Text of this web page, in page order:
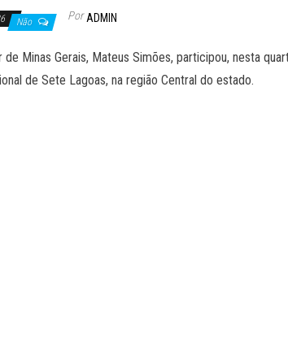
Não Por ADMIN
de Minas Gerais, Mateus Simões, participou, nesta
de Sete Lagoas, na região Central do estado.